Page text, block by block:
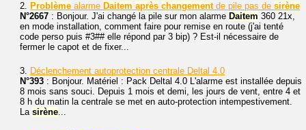
2. Problème alarme Daitem après changementde pile pas de sirène
N°2667 : Bonjour. J'ai changé la pile sur mon alarme Daitem 360 21x,
en mode installation, comment faire pour remise en route (j'ai tenté
code perso puis #3## elle répond par 3 bip) ? Est-il nécessaire de
fermer le capot et de fixer...
3. Déclenchement autoprotection centrale Deltal 4.0
N°393 : Bonjour. Matériel : Pack Deltal 4.0 L'alarme est installée depuis
8 mois sans souci. Depuis 1 mois et demi, les jours de vent, entre 4 et
8 h du matin la centrale se met en auto-protection intempestivement.
La sirène...